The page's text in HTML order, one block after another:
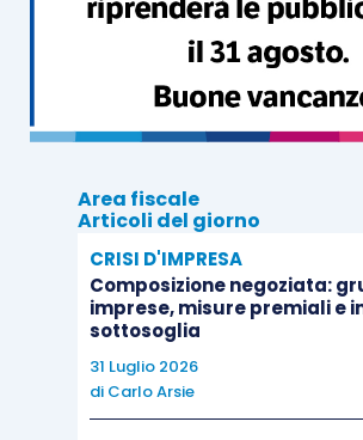
degli eventuali correttivi.
Il successivo articolo contiene
“per il riordino delle disposizioni
natura contabile a carico”
riconosciuti dal Coni.
Il provvedimento appare
anche delgiudizio pendente
Corte di giustizia della UE
meno diorganismi di diritto
Area fiscale
Articoli del giorno
CRISI D'IMPRESA
Composizione negoziata:
imprese, misure premiali e
sottosoglia
31 Luglio 2026
di Carlo Arsie